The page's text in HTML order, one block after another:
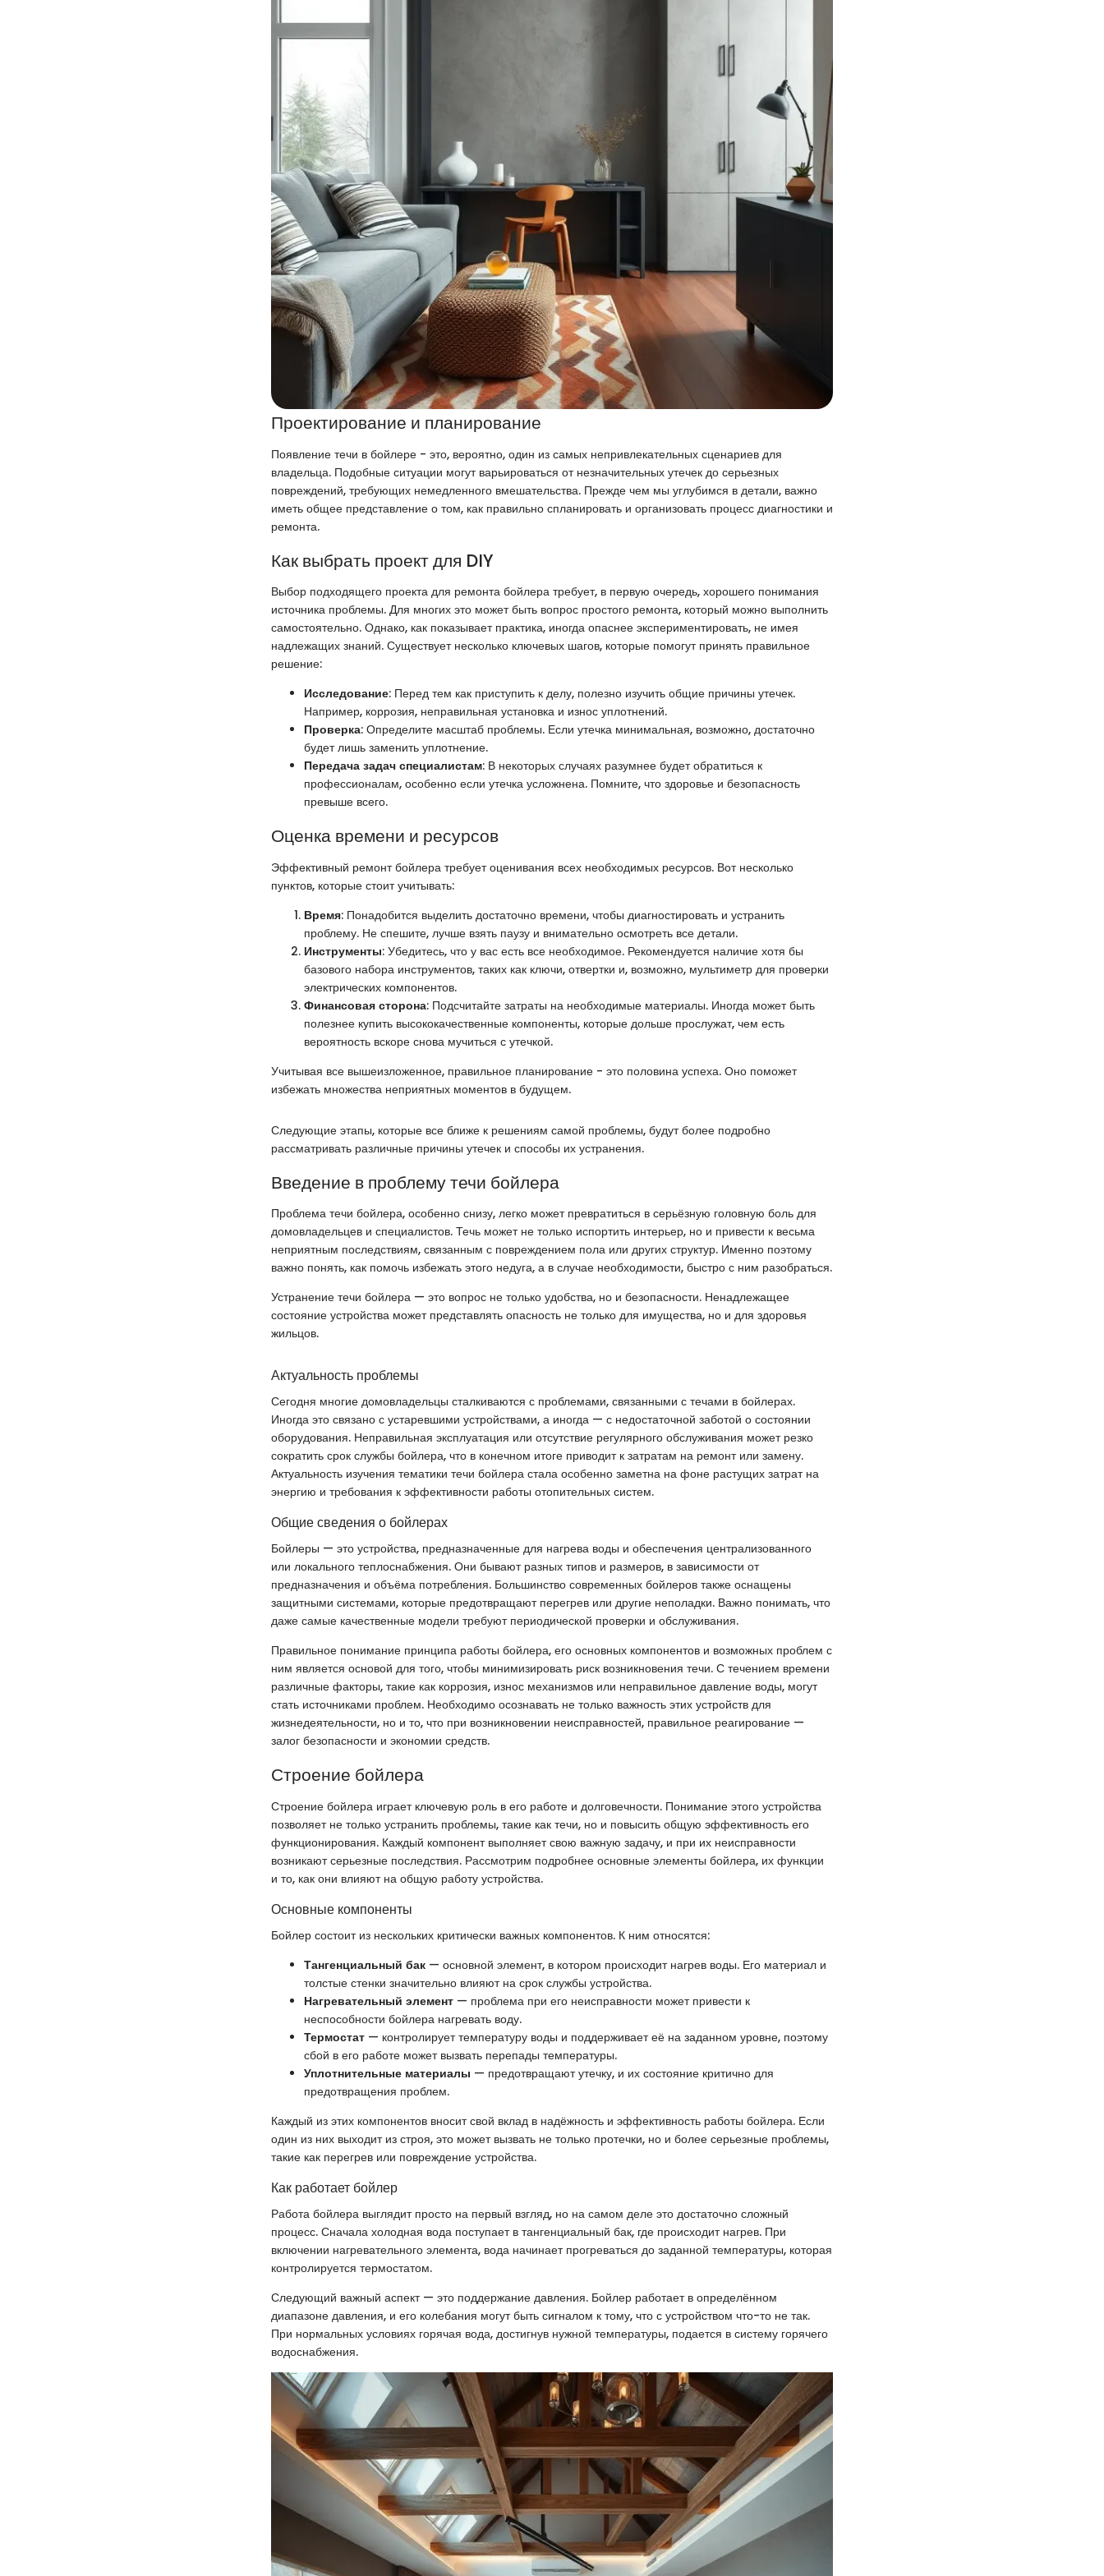
Проектирование и планирование
Появление течи в бойлере - это, вероятно, один из самых непривлекательных сценариев для
владельца. Подобные ситуации могут варьироваться от незначительных утечек до серьезных
повреждений, требующих немедленного вмешательства. Прежде чем мы углубимся в детали, важно
иметь общее представление о том, как правильно спланировать и организовать процесс диагностики и
ремонта.
Как выбрать проект для DIY
Выбор подходящего проекта для ремонта бойлера требует, в первую очередь, хорошего понимания
источника проблемы. Для многих это может быть вопрос простого ремонта, который можно выполнить
самостоятельно. Однако, как показывает практика, иногда опаснее экспериментировать, не имея
надлежащих знаний. Существует несколько ключевых шагов, которые помогут принять правильное
решение:
Исследование: Перед тем как приступить к делу, полезно изучить общие причины утечек.
Например, коррозия, неправильная установка и износ уплотнений.
Проверка: Определите масштаб проблемы. Если утечка минимальная, возможно, достаточно
будет лишь заменить уплотнение.
Передача задач специалистам: В некоторых случаях разумнее будет обратиться к
профессионалам, особенно если утечка усложнена. Помните, что здоровье и безопасность
превыше всего.
Оценка времени и ресурсов
Эффективный ремонт бойлера требует оценивания всех необходимых ресурсов. Вот несколько
пунктов, которые стоит учитывать:
Время: Понадобится выделить достаточно времени, чтобы диагностировать и устранить
проблему. Не спешите, лучше взять паузу и внимательно осмотреть все детали.
Инструменты: Убедитесь, что у вас есть все необходимое. Рекомендуется наличие хотя бы
базового набора инструментов, таких как ключи, отвертки и, возможно, мультиметр для проверки
электрических компонентов.
Финансовая сторона: Подсчитайте затраты на необходимые материалы. Иногда может быть
полезнее купить высококачественные компоненты, которые дольше прослужат, чем есть
вероятность вскоре снова мучиться с утечкой.
Учитывая все вышеизложенное, правильное планирование - это половина успеха. Оно поможет
избежать множества неприятных моментов в будущем.
Следующие этапы, которые все ближе к решениям самой проблемы, будут более подробно
рассматривать различные причины утечек и способы их устранения.
Введение в проблему течи бойлера
Проблема течи бойлера, особенно снизу, легко может превратиться в серьёзную головную боль для
домовладельцев и специалистов. Течь может не только испортить интерьер, но и привести к весьма
неприятным последствиям, связанным с повреждением пола или других структур. Именно поэтому
важно понять, как помочь избежать этого недуга, а в случае необходимости, быстро с ним разобраться.
Устранение течи бойлера — это вопрос не только удобства, но и безопасности. Ненадлежащее
состояние устройства может представлять опасность не только для имущества, но и для здоровья
жильцов.
Актуальность проблемы
Сегодня многие домовладельцы сталкиваются с проблемами, связанными с течами в бойлерах.
Иногда это связано с устаревшими устройствами, а иногда — с недостаточной заботой о состоянии
оборудования. Неправильная эксплуатация или отсутствие регулярного обслуживания может резко
сократить срок службы бойлера, что в конечном итоге приводит к затратам на ремонт или замену.
Актуальность изучения тематики течи бойлера стала особенно заметна на фоне растущих затрат на
энергию и требования к эффективности работы отопительных систем.
Общие сведения о бойлерах
Бойлеры — это устройства, предназначенные для нагрева воды и обеспечения централизованного
или локального теплоснабжения. Они бывают разных типов и размеров, в зависимости от
предназначения и объёма потребления. Большинство современных бойлеров также оснащены
защитными системами, которые предотвращают перегрев или другие неполадки. Важно понимать, что
даже самые качественные модели требуют периодической проверки и обслуживания.
Правильное понимание принципа работы бойлера, его основных компонентов и возможных проблем с
ним является основой для того, чтобы минимизировать риск возникновения течи. С течением времени
различные факторы, такие как коррозия, износ механизмов или неправильное давление воды, могут
стать источниками проблем. Необходимо осознавать не только важность этих устройств для
жизнедеятельности, но и то, что при возникновении неисправностей, правильное реагирование —
залог безопасности и экономии средств.
Строение бойлера
Строение бойлера играет ключевую роль в его работе и долговечности. Понимание этого устройства
позволяет не только устранить проблемы, такие как течи, но и повысить общую эффективность его
функционирования. Каждый компонент выполняет свою важную задачу, и при их неисправности
возникают серьезные последствия. Рассмотрим подробнее основные элементы бойлера, их функции
и то, как они влияют на общую работу устройства.
Основные компоненты
Бойлер состоит из нескольких критически важных компонентов. К ним относятся:
Тангенциальный бак — основной элемент, в котором происходит нагрев воды. Его материал и
толстые стенки значительно влияют на срок службы устройства.
Нагревательный элемент — проблема при его неисправности может привести к
неспособности бойлера нагревать воду.
Термостат — контролирует температуру воды и поддерживает её на заданном уровне, поэтому
сбой в его работе может вызвать перепады температуры.
Уплотнительные материалы — предотвращают утечку, и их состояние критично для
предотвращения проблем.
Каждый из этих компонентов вносит свой вклад в надёжность и эффективность работы бойлера. Если
один из них выходит из строя, это может вызвать не только протечки, но и более серьезные проблемы,
такие как перегрев или повреждение устройства.
Как работает бойлер
Работа бойлера выглядит просто на первый взгляд, но на самом деле это достаточно сложный
процесс. Сначала холодная вода поступает в тангенциальный бак, где происходит нагрев. При
включении нагревательного элемента, вода начинает прогреваться до заданной температуры, которая
контролируется термостатом.
Следующий важный аспект — это поддержание давления. Бойлер работает в определённом
диапазоне давления, и его колебания могут быть сигналом к тому, что с устройством что-то не так.
При нормальных условиях горячая вода, достигнув нужной температуры, подается в систему горячего
водоснабжения.